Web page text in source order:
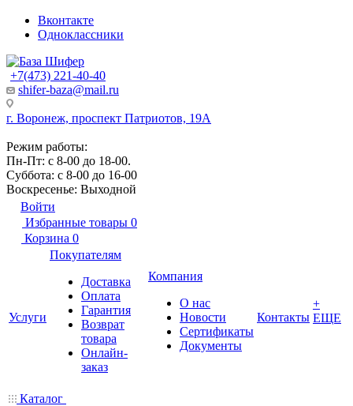
Вконтакте
Одноклассники
+7(473) 221-40-40
shifer-baza@mail.ru
г. Воронеж, проспект Патриотов, 19А
Режим работы:
Пн-Пт: с 8-00 до 18-00.
Суббота: с 8-00 до 16-00
Воскресенье: Выходной
Войти
Избранные товары 0
Корзина 0
Услуги
Покупателям
Доставка
Оплата
Гарантия
Возврат
товара
Онлайн-
заказ
Компания
О нас
Новости
Сертификаты
Документы
Контакты
+
ЕЩЕ
Каталог